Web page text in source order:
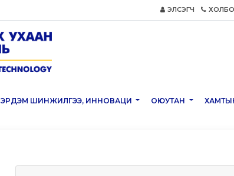
ЭЛСЭГЧ
ЭРДЭМ ШИНЖИЛГЭЭ, ИННОВАЦИ ОЮУТАН